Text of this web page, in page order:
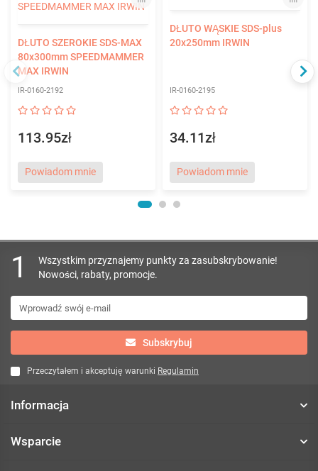
DŁUTO SZEROKIE SDS-MAX
80x300mm SPEEDMAMMER
MAX IRWIN
IR-0160-2192
113.95zł
Powiadom mnie
DŁUTO WĄSKIE SDS-plus
20x250mm IRWIN
IR-0160-2195
34.11zł
Powiadom mnie
1
Wszystkim przyznajemy punkty za zasubskrybowanie!
Nowości, rabaty, promocje.
Subskrybuj
Przeczytałem i akceptuję warunki Regulamin
Informacja
Wsparcie